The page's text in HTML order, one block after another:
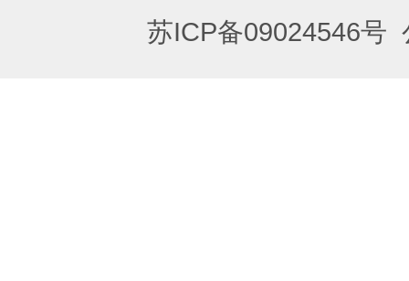
苏ICP备09024546号